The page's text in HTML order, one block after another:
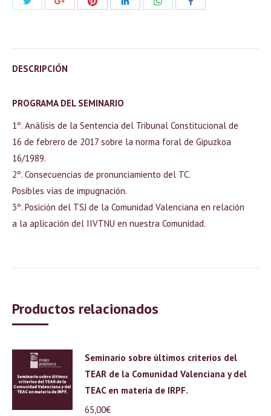
DESCRIPCIÓN
PROGRAMA DEL SEMINARIO
1º. Análisis de la Sentencia del Tribunal Constitucional de
16 de febrero de 2017 sobre la norma foral de Gipuzkoa
16/1989.
2º. Consecuencias de pronunciamiento del TC.
Posibles vías de impugnación.
3º. Posición del TSJ de la Comunidad Valenciana en relación
a la aplicación del IIVTNU en nuestra Comunidad.
Productos relacionados
Seminario sobre últimos criterios del
TEAR de la Comunidad Valenciana y del
TEAC en materia de IRPF.
65,00€